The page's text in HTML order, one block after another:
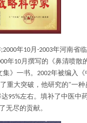
;2000年10月 -2003年河南省
年10月撰写的《鼻清喷散
》一书。 2002年被编入《
重大突破，他研究的"一种
达95%左右。填补了中医中
无尽的贡献。